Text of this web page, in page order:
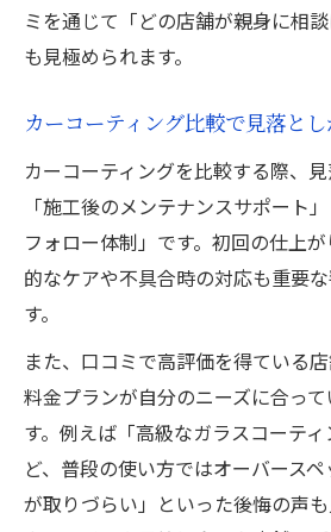
ミを通じて「どの店舗が親身に相談
も見極められます。
カーコーティング比較で見落と
カーコーティングを比較する際、
「施工後のメンテナンスサポート
フォロー体制」です。初回の仕上
的なケアや不具合時の対応も重要
す。
また、口コミで高評価を得ている
料金プランが自分のニーズに合っ
す。例えば「高級なガラスコーテ
ど、普段の使い方ではオーバース
が取りづらい」といった後悔の声